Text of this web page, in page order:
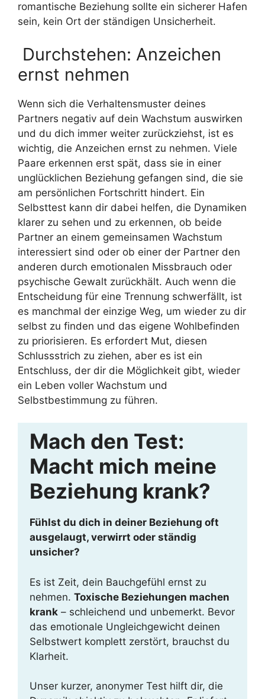
romantische Beziehung sollte ein sicherer Hafen
sein, kein Ort der ständigen Unsicherheit.
Durchstehen: Anzeichen
ernst nehmen
Wenn sich die Verhaltensmuster deines
Partners negativ auf dein Wachstum auswirken
und du dich immer weiter zurückziehst, ist es
wichtig, die Anzeichen ernst zu nehmen. Viele
Paare erkennen erst spät, dass sie in einer
unglücklichen Beziehung gefangen sind, die sie
am persönlichen Fortschritt hindert. Ein
Selbsttest kann dir dabei helfen, die Dynamiken
klarer zu sehen und zu erkennen, ob beide
Partner an einem gemeinsamen Wachstum
interessiert sind oder ob einer der Partner den
anderen durch emotionalen Missbrauch oder
psychische Gewalt zurückhält. Auch wenn die
Entscheidung für eine Trennung schwerfällt, ist
es manchmal der einzige Weg, um wieder zu dir
selbst zu finden und das eigene Wohlbefinden
zu priorisieren. Es erfordert Mut, diesen
Schlussstrich zu ziehen, aber es ist ein
Entschluss, der dir die Möglichkeit gibt, wieder
ein Leben voller Wachstum und
Selbstbestimmung zu führen.
Mach den Test:
Macht mich meine
Beziehung krank?
Fühlst du dich in deiner Beziehung oft
ausgelaugt, verwirrt oder ständig
unsicher?
Es ist Zeit, dein Bauchgefühl ernst zu
nehmen. Toxische Beziehungen machen
krank – schleichend und unbemerkt. Bevor
das emotionale Ungleichgewicht deinen
Selbstwert komplett zerstört, brauchst du
Klarheit.
Unser kurzer, anonymer Test hilft dir, die